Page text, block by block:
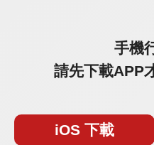
手機
請先下載APP
iOS 下載